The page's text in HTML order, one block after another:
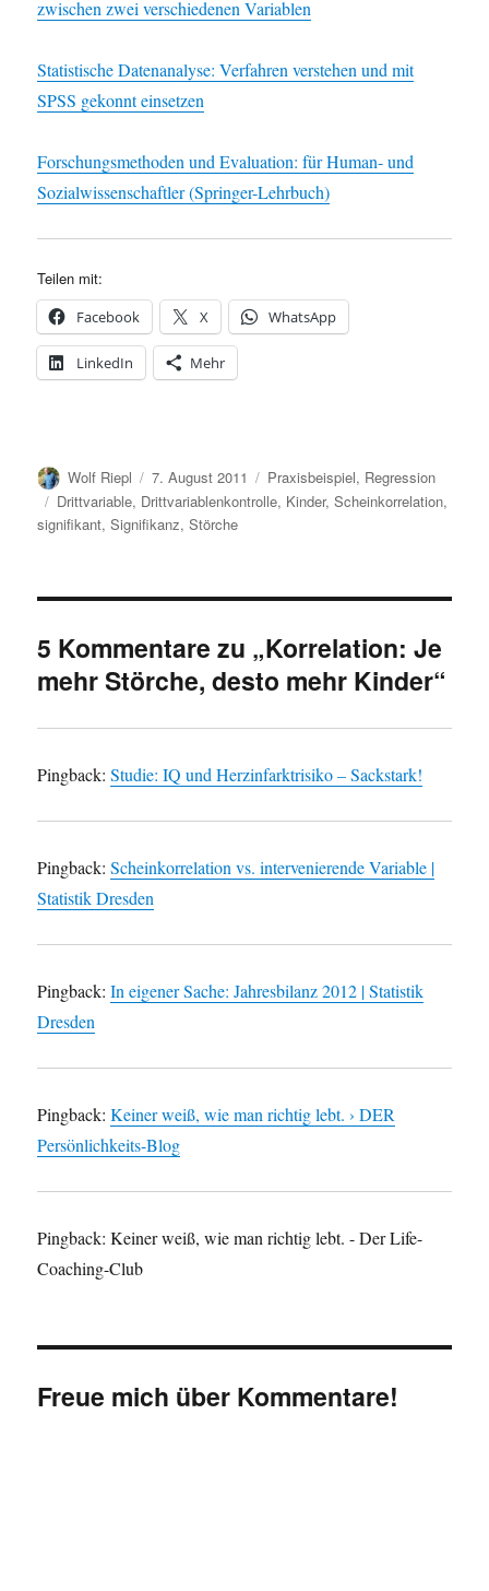
zwischen zwei verschiedenen Variablen
Statistische Datenanalyse: Verfahren verstehen und mit
SPSS gekonnt einsetzen
Forschungsmethoden und Evaluation: für Human- und
Sozialwissenschaftler (Springer-Lehrbuch)
Teilen mit:
Facebook X WhatsApp
LinkedIn Mehr
Autor
Wolf Riepl
Veröffentlicht
am
7. August 2011 Kategorien
Praxisbeispiel, Regression
Schlagwörter
Drittvariable, Drittvariablenkontrolle, Kinder,Scheinkorrelation,
signifikant,Signifikanz,Störche
5 Kommentare zu „Korrelation: Je
mehr Störche, desto mehr Kinder“
Pingback:Studie: IQ und Herzinfarktrisiko – Sackstark!
Pingback:Scheinkorrelation vs. intervenierende Variable |
Statistik Dresden
Pingback:In eigener Sache: Jahresbilanz 2012 | Statistik
Dresden
Pingback:Keiner weiß, wie man richtig lebt. › DER
Persönlichkeits-Blog
Pingback: Keiner weiß, wie man richtig lebt. - Der Life-
Coaching-Club
Freue mich über Kommentare!